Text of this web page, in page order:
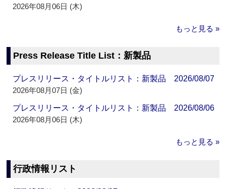
2026年08月06日 (木)
もっと見る »
Press Release Title List：新製品
プレスリリース・タイトルリスト：新製品 2026/08/07
2026年08月07日 (金)
プレスリリース・タイトルリスト：新製品 2026/08/06
2026年08月06日 (木)
もっと見る »
行政情報リスト